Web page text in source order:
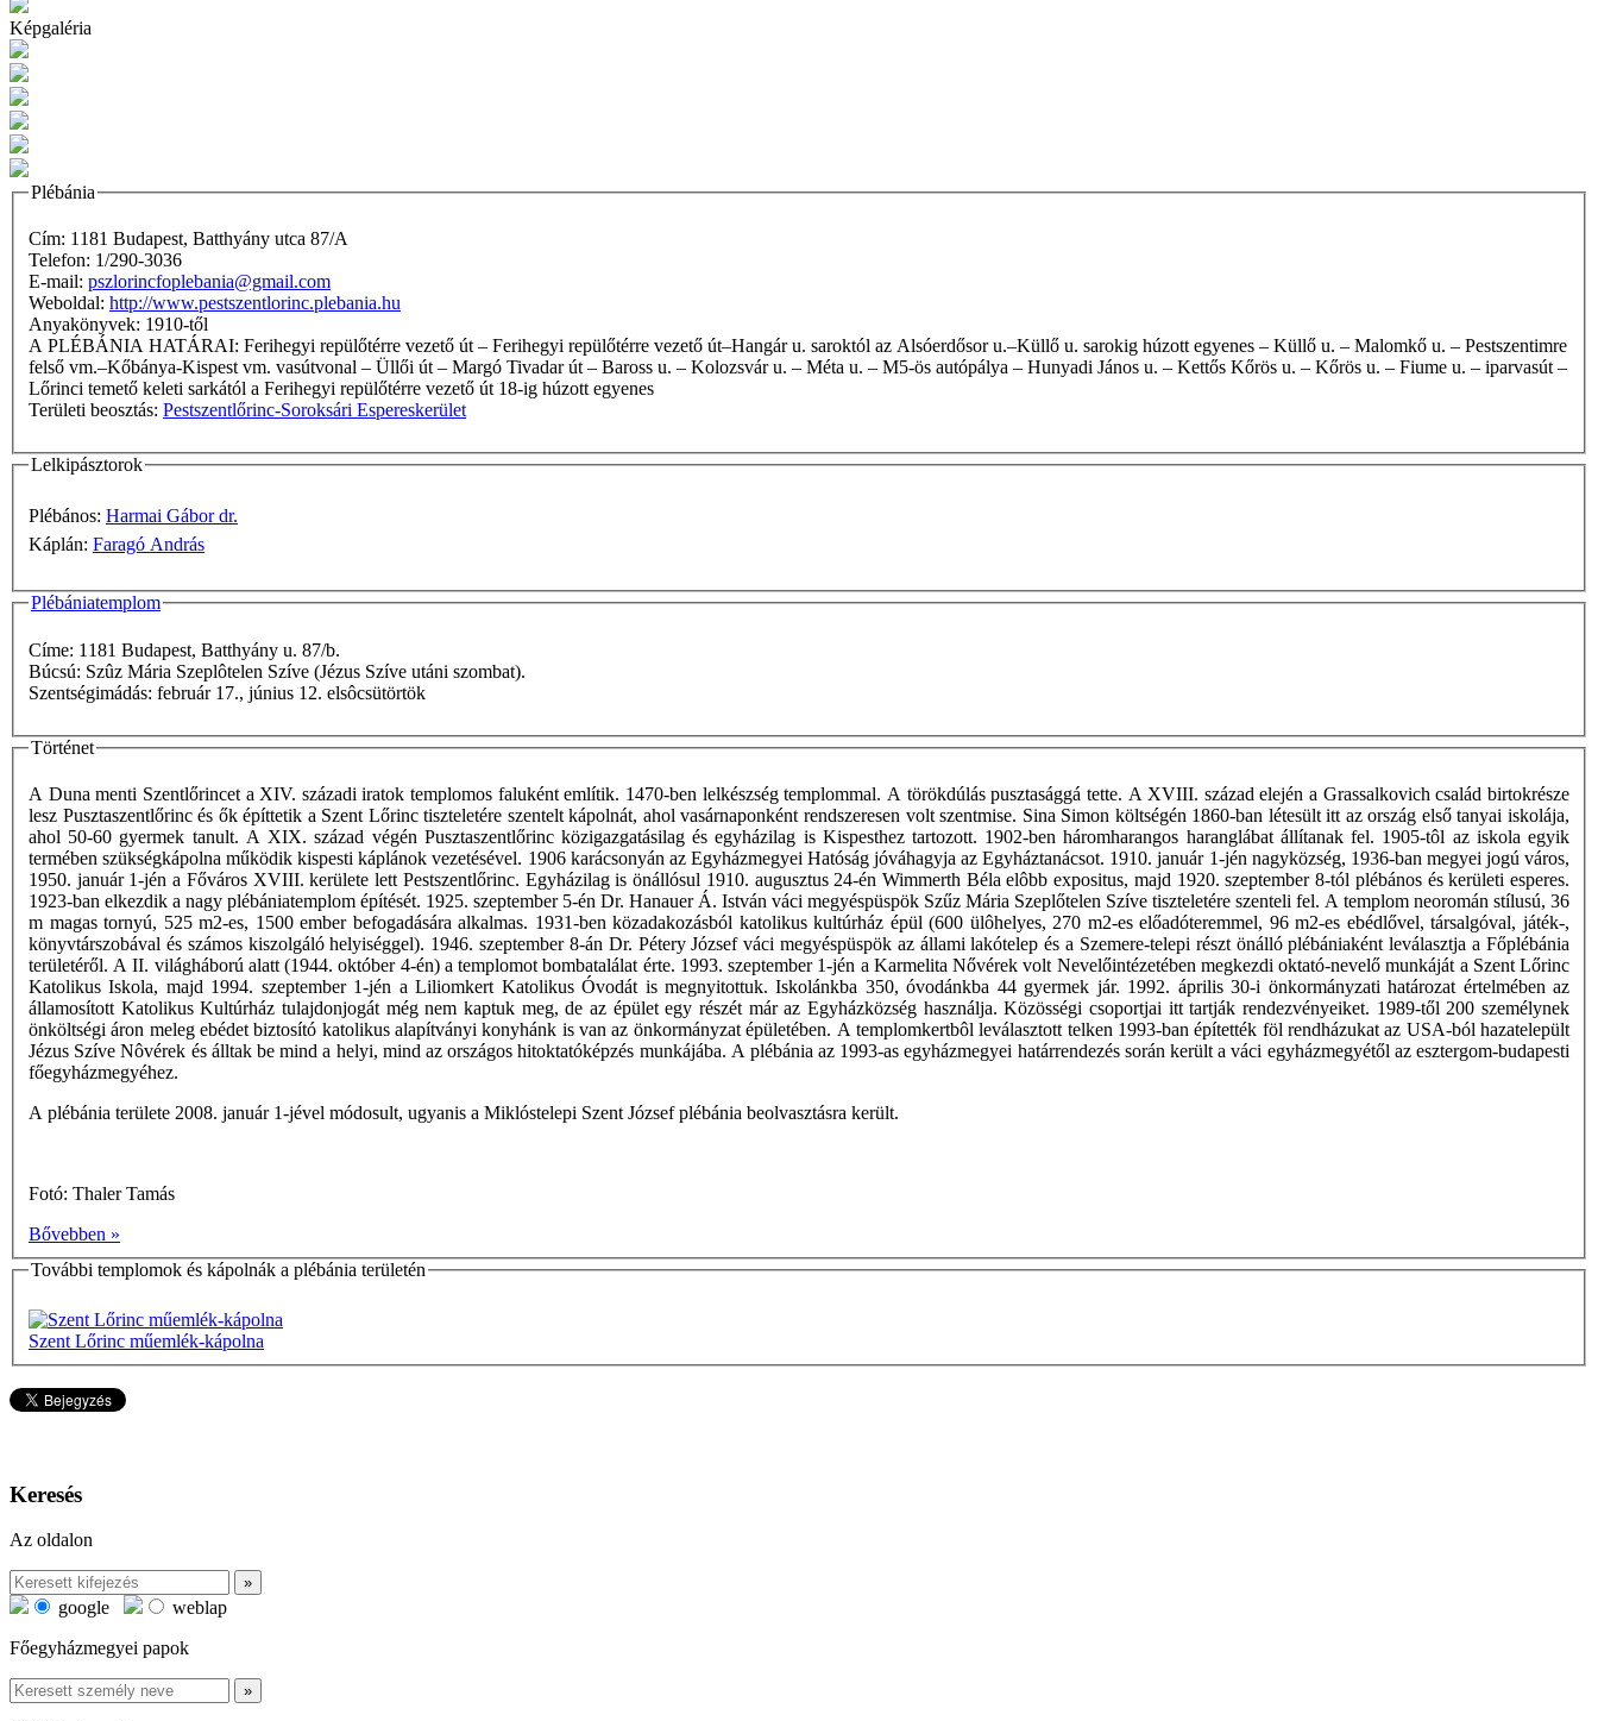
Képgaléria
Plébánia
Cím: 1181 Budapest, Batthyány utca 87/A
Telefon: 1/290-3036
E-mail: pszlorincfoplebania@gmail.com
Weboldal: http://www.pestszentlorinc.plebania.hu
Anyakönyvek: 1910-től
A PLÉBÁNIA HATÁRAI: Ferihegyi repülőtérre vezető út – Ferihegyi repülőtérre vezető út–Hangár u. saroktól az Alsóerdősor u.–Küllő u. sarokig húzott egyenes – Küllő u. – Malomkő u. – Pestszentimre
felső vm.–Kőbánya-Kispest vm. vasútvonal – Üllői út – Margó Tivadar út – Baross u. – Kolozsvár u. – Méta u. – M5-ös autópálya – Hunyadi János u. – Kettős Kőrös u. – Kőrös u. – Fiume u. – iparvasút –
Lőrinci temető keleti sarkától a Ferihegyi repülőtérre vezető út 18-ig húzott egyenes
Területi beosztás: Pestszentlőrinc-Soroksári Espereskerület
Lelkipásztorok
Plébános: Harmai Gábor dr.
Káplán: Faragó András
Plébániatemplom
Címe: 1181 Budapest, Batthyány u. 87/b.
Búcsú: Szûz Mária Szeplôtelen Szíve (Jézus Szíve utáni szombat).
Szentségimádás: február 17., június 12. elsôcsütörtök
Történet
A Duna menti Szentlőrincet a XIV. századi iratok templomos faluként említik. 1470-ben lelkészség templommal. A törökdúlás pusztasággá tette. A XVIII. század elején a Grassalkovich család birtokrésze
lesz Pusztaszentlőrinc és ők építtetik a Szent Lőrinc tiszteletére szentelt kápolnát, ahol vasárnaponként rendszeresen volt szentmise. Sina Simon költségén 1860-ban létesült itt az ország első tanyai iskolája,
ahol 50-60 gyermek tanult. A XIX. század végén Pusztaszentlőrinc közigazgatásilag és egyházilag is Kispesthez tartozott. 1902-ben háromharangos haranglábat állítanak fel. 1905-tôl az iskola egyik
termében szükségkápolna működik kispesti káplánok vezetésével. 1906 karácsonyán az Egyházmegyei Hatóság jóváhagyja az Egyháztanácsot. 1910. január 1-jén nagyközség, 1936-ban megyei jogú város,
1950. január 1-jén a Főváros XVIII. kerülete lett Pestszentlőrinc. Egyházilag is önállósul 1910. augusztus 24-én Wimmerth Béla elôbb expositus, majd 1920. szeptember 8-tól plébános és kerületi esperes.
1923-ban elkezdik a nagy plébániatemplom építését. 1925. szeptember 5-én Dr. Hanauer Á. István váci megyéspüspök Szűz Mária Szeplőtelen Szíve tiszteletére szenteli fel. A templom neoromán stílusú, 36
m magas tornyú, 525 m2-es, 1500 ember befogadására alkalmas. 1931-ben közadakozásból katolikus kultúrház épül (600 ülôhelyes, 270 m2-es előadóteremmel, 96 m2-es ebédlővel, társalgóval, játék-,
könyvtárszobával és számos kiszolgáló helyiséggel). 1946. szeptember 8-án Dr. Pétery József váci megyéspüspök az állami lakótelep és a Szemere-telepi részt önálló plébániaként leválasztja a Főplébánia
területéről. A II. világháború alatt (1944. október 4-én) a templomot bombatalálat érte. 1993. szeptember 1-jén a Karmelita Nővérek volt Nevelőintézetében megkezdi oktató-nevelő munkáját a Szent Lőrinc
Katolikus Iskola, majd 1994. szeptember 1-jén a Liliomkert Katolikus Óvodát is megnyitottuk. Iskolánkba 350, óvodánkba 44 gyermek jár. 1992. április 30-i önkormányzati határozat értelmében az
államosított Katolikus Kultúrház tulajdonjogát még nem kaptuk meg, de az épület egy részét már az Egyházközség használja. Közösségi csoportjai itt tartják rendezvényeiket. 1989-től 200 személynek
önköltségi áron meleg ebédet biztosító katolikus alapítványi konyhánk is van az önkormányzat épületében. A templomkertbôl leválasztott telken 1993-ban építették föl rendházukat az USA-ból hazatelepült
Jézus Szíve Nôvérek és álltak be mind a helyi, mind az országos hitoktatóképzés munkájába. A plébánia az 1993-as egyházmegyei határrendezés során került a váci egyházmegyétől az esztergom-budapesti
főegyházmegyéhez.
A plébánia területe 2008. január 1-jével módosult, ugyanis a Miklóstelepi Szent József plébánia beolvasztásra került.
Fotó: Thaler Tamás
Bővebben »
További templomok és kápolnák a plébánia területén
Szent Lőrinc műemlék-kápolna
Keresés
Az oldalon
google
weblap
Főegyházmegyei papok